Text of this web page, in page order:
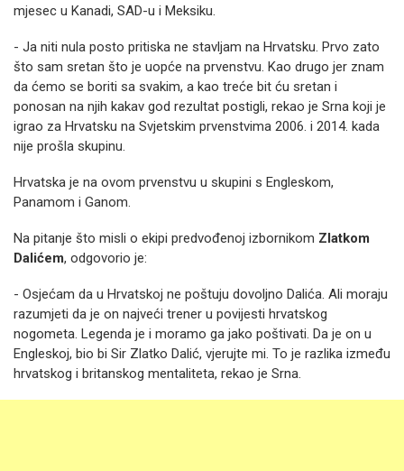
mjesec u Kanadi, SAD-u i Meksiku.
- Ja niti nula posto pritiska ne stavljam na Hrvatsku. Prvo zato
što sam sretan što je uopće na prvenstvu. Kao drugo jer znam
da ćemo se boriti sa svakim, a kao treće bit ću sretan i
ponosan na njih kakav god rezultat postigli, rekao je Srna koji je
igrao za Hrvatsku na Svjetskim prvenstvima 2006. i 2014. kada
nije prošla skupinu.
Hrvatska je na ovom prvenstvu u skupini s Engleskom,
Panamom i Ganom.
Na pitanje što misli o ekipi predvođenoj izbornikom Zlatkom
Dalićem, odgovorio je:
- Osjećam da u Hrvatskoj ne poštuju dovoljno Dalića. Ali moraju
razumjeti da je on najveći trener u povijesti hrvatskog
nogometa. Legenda je i moramo ga jako poštivati. Da je on u
Engleskoj, bio bi Sir Zlatko Dalić, vjerujte mi. To je razlika između
hrvatskog i britanskog mentaliteta, rekao je Srna.